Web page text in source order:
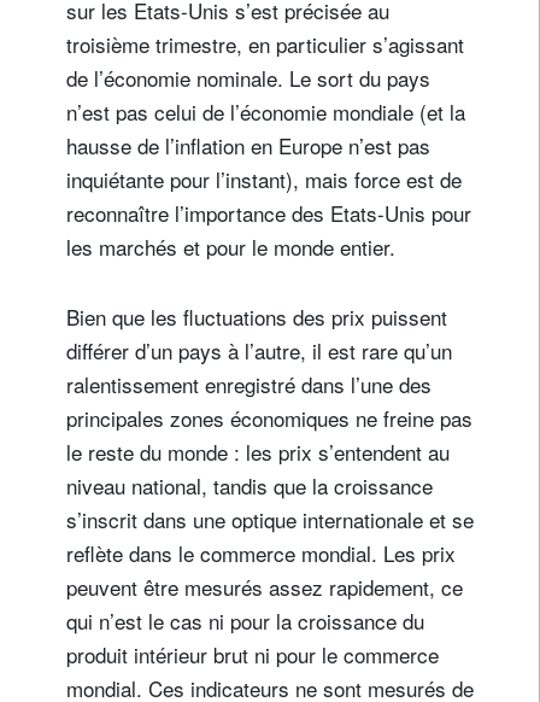
sur les Etats-Unis s’est précisée au
troisième trimestre, en particulier s’agissant
de l’économie nominale. Le sort du pays
n’est pas celui de l’économie mondiale (et la
hausse de l’inflation en Europe n’est pas
inquiétante pour l’instant), mais force est de
reconnaître l’importance des Etats-Unis pour
les marchés et pour le monde entier.
Bien que les fluctuations des prix puissent
différer d’un pays à l’autre, il est rare qu’un
ralentissement enregistré dans l’une des
principales zones économiques ne freine pas
le reste du monde : les prix s’entendent au
niveau national, tandis que la croissance
s’inscrit dans une optique internationale et se
reflète dans le commerce mondial. Les prix
peuvent être mesurés assez rapidement, ce
qui n’est le cas ni pour la croissance du
produit intérieur brut ni pour le commerce
mondial. Ces indicateurs ne sont mesurés de